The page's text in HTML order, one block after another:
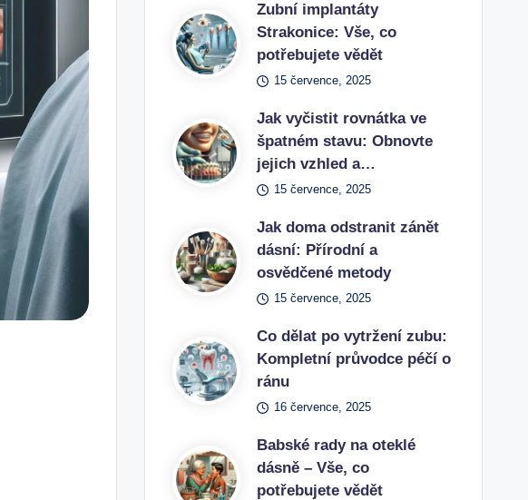
Zubní implantáty
Strakonice: Vše, co
potřebujete vědět
15 července, 2025
Jak vyčistit rovnátka ve
špatném stavu: Obnovte
jejich vzhled a…
15 července, 2025
Jak doma odstranit zánět
dásní: Přírodní a
osvědčené metody
15 července, 2025
Co dělat po vytržení zubu:
Kompletní průvodce péčí o
ránu
16 července, 2025
Babské rady na oteklé
dásně – Vše, co
potřebujete vědět